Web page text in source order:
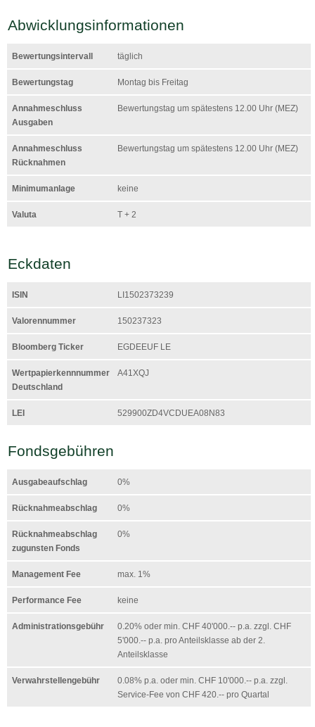
Abwicklungsinformationen
Bewertungsintervall täglich
Bewertungstag Montag bis Freitag
Annahmeschluss
Ausgaben
Bewertungstag um spätestens 12.00 Uhr (MEZ)
Annahmeschluss
Rücknahmen
Bewertungstag um spätestens 12.00 Uhr (MEZ)
Minimumanlage keine
Valuta T + 2
Eckdaten
ISIN LI1502373239
Valorennummer 150237323
Bloomberg Ticker EGDEEUF LE
Wertpapierkennnummer
Deutschland
A41XQJ
LEI 529900ZD4VCDUEA08N83
Fondsgebühren
Ausgabeaufschlag 0%
Rücknahmeabschlag 0%
Rücknahmeabschlag
zugunsten Fonds
0%
Management Fee max. 1%
Performance Fee keine
Administrationsgebühr
0.20% oder min. CHF 40'000.-- p.a. zzgl. CHF
5'000.-- p.a. pro Anteilsklasse ab der 2.
Anteilsklasse
Verwahrstellengebühr
0.08% p.a. oder min. CHF 10'000.-- p.a. zzgl.
Service-Fee von CHF 420.-- pro Quartal